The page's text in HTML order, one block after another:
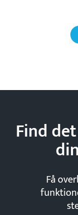
Find
din
Få